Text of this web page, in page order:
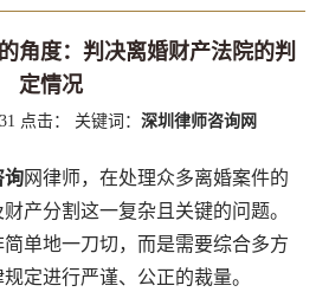
角度：判决离婚财产法院的判
定情况
点击： 关键词： 深圳律师咨询网
询网律师，在处理众多离婚案件的
产分割这一复杂且关键的问题。
单地一刀切，而是需要综合多方
定进行严谨、公正的裁量。